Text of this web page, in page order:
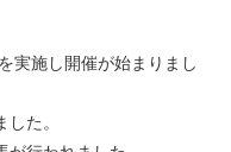
実施し開催が始まりまし
た。